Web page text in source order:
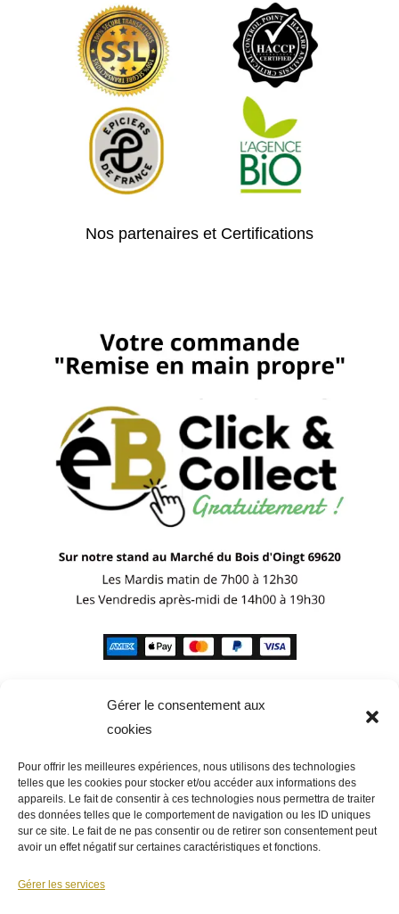
Gérer le consentement aux
cookies
Pour offrir les meilleures expériences, nous utilisons des technologies
telles que les cookies pour stocker et/ou accéder aux informations des
appareils. Le fait de consentir à ces technologies nous permettra de traiter
des données telles que le comportement de navigation ou les ID uniques
sur ce site. Le fait de ne pas consentir ou de retirer son consentement peut
avoir un effet négatif sur certaines caractéristiques et fonctions.
Gérer les services
Nos partenaires et Certifications